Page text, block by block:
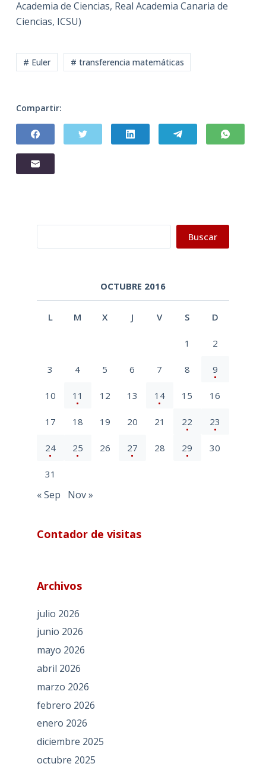
Academia de Ciencias, Real Academia Canaria de
Ciencias, ICSU)
# Euler # transferencia matemáticas
Compartir:
Buscar
OCTUBRE 2016
L M X J V S D
1 2
3 4 5 6 7 8 9
10 11 12 13 14 15 16
17 18 19 20 21 22 23
24 25 26 27 28 29 30
31
« Sep Nov »
Contador de visitas
Archivos
julio 2026
junio 2026
mayo 2026
abril 2026
marzo 2026
febrero 2026
enero 2026
diciembre 2025
octubre 2025